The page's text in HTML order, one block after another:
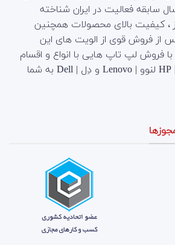
بیش از 10 سال سابقه فعالیت در ایران شناخته
، کیفیت بالای محصولات همچنین
از فروش قوی از الویت های این
با فروش لپ تاپ هایی با انواع و اقسام
برندهایی نظیر اچ پی | HP لنوو | Lenovo و دِل | Dell به شما